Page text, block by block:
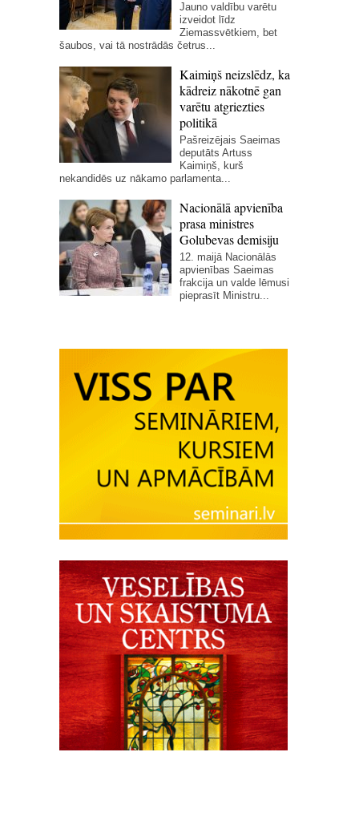
Jauno valdību varētu
izveidot līdz
Ziemassvētkiem, bet
šaubos, vai tā nostrādās četrus...
Kaimiņš neizslēdz, ka
kādreiz nākotnē gan
varētu atgriezties
politikā
Pašreizējais Saeimas
deputāts Artuss
Kaimiņš, kurš
nekandidēs uz nākamo parlamenta...
Nacionālā apvienība
prasa ministres
Golubevas demisiju
12. maijā Nacionālās
apvienības Saeimas
frakcija un valde lēmusi
pieprasīt Ministru...